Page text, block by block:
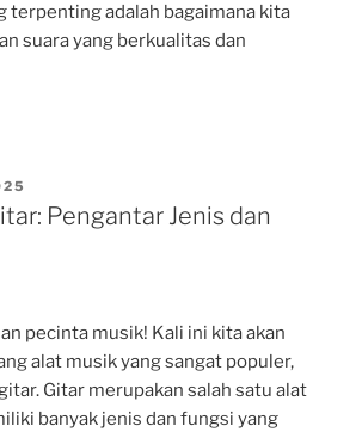
terpenting adalah bagaimana kita
suara yang berkualitas dan
Pengantar Jenis dan
pecinta musik! Kali ini kita akan
alat musik yang sangat populer,
Gitar merupakan salah satu alat
banyak jenis dan fungsi yang